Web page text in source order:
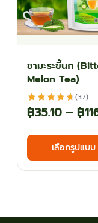
ชามะระขี้นก
Melon Tea)
(37)
฿35.10 – ฿
เลือกรูปแบบ